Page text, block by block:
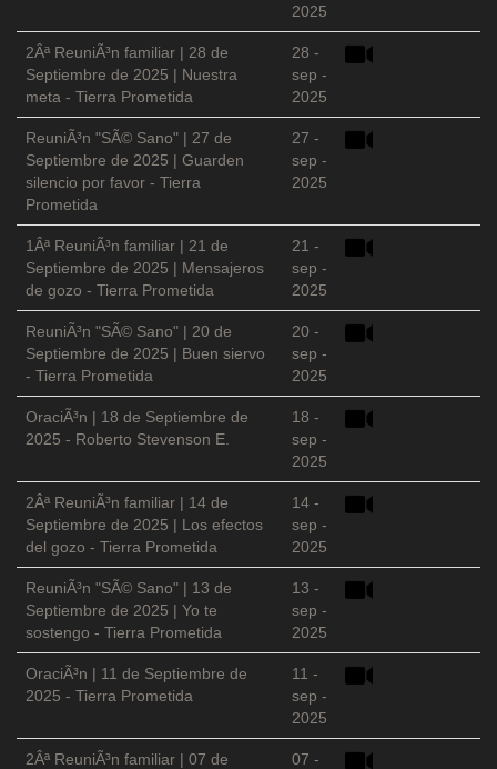
2025
2Âª ReuniÃ³n familiar | 28 de
Septiembre de 2025 | Nuestra
meta - Tierra Prometida
28 -
sep -
2025
ReuniÃ³n "SÃ© Sano" | 27 de
Septiembre de 2025 | Guarden
silencio por favor - Tierra
Prometida
27 -
sep -
2025
1Âª ReuniÃ³n familiar | 21 de
Septiembre de 2025 | Mensajeros
de gozo - Tierra Prometida
21 -
sep -
2025
ReuniÃ³n "SÃ© Sano" | 20 de
Septiembre de 2025 | Buen siervo
- Tierra Prometida
20 -
sep -
2025
OraciÃ³n | 18 de Septiembre de
2025 - Roberto Stevenson E.
18 -
sep -
2025
2Âª ReuniÃ³n familiar | 14 de
Septiembre de 2025 | Los efectos
del gozo - Tierra Prometida
14 -
sep -
2025
ReuniÃ³n "SÃ© Sano" | 13 de
Septiembre de 2025 | Yo te
sostengo - Tierra Prometida
13 -
sep -
2025
OraciÃ³n | 11 de Septiembre de
2025 - Tierra Prometida
11 -
sep -
2025
2Âª ReuniÃ³n familiar | 07 de 07 -